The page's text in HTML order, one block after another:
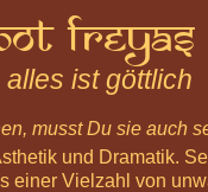
Freyas
ist göttlich
musst Du sie auch
und Dramatik.
einer Vielzahl von